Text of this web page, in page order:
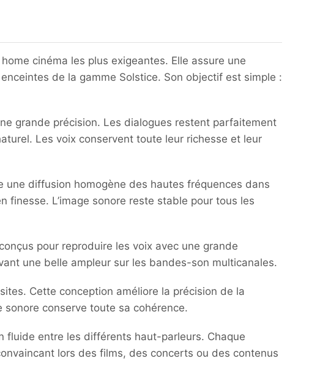
cinéma les plus exigeantes. Elle assure une
de la gamme Solstice. Son objectif est simple :
grande précision. Les dialogues restent parfaitement
Les voix conservent toute leur richesse et leur
une diffusion homogène des hautes fréquences dans
L’image sonore reste stable pour tous les
pour reproduire les voix avec une grande
une belle ampleur sur les bandes-son multicanales.
Cette conception améliore la précision de la
conserve toute sa cohérence.
fluide entre les différents haut-parleurs. Chaque
lors des films, des concerts ou des contenus